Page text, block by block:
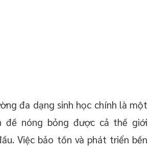
đa dạng sinh học chính là một
đề nóng bỏng được cả thế giới
Việc bảo tồn và phát triển bền